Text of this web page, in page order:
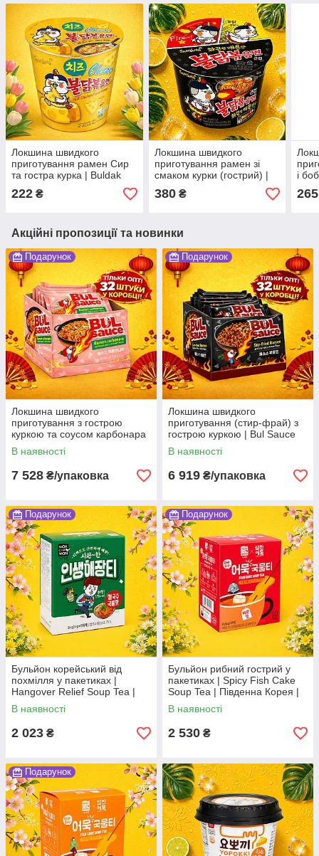
Локшина швидкого
приготування рамен Сир
та гостра курка | Buldak
Cheese Hot Chicken
Ramen | Південна Корея |
222 ₴
Локшина швидкого
приготування рамен зі
смаком курки (гострий) |
Buldak Hot Chicken Ramen
| Південна Корея |
380₴
і
|265
Акційні пропозиції та новинки
Подарунок
Локшина швидкого
приготування з гострою
куркою та соусом карбонара
| BulSauce RamenCarbonara |
Південна Корея | Harim |
135г*32 Ag
В наявності
7 528 ₴/упаковка
Подарунок
Локшина швидкого
приготування (стир-фрай) з
гострою куркою | Bul Sauce
Stir-fried Ramen | Південна
Корея | Harim | 138г*32 Ag
В наявності
6 919 ₴/упаковка
Подарунок
Бульйон корейський від
похмілля у пакетиках |
Hangover Relief Soup Tea |
Південна Корея | Nokchawon
| 24 г | відновлюючий суп По
В наявності
2 023 ₴
Подарунок
Бульйон рибний гострий у
пакетиках | Spicy Fish Cake
Soup Tea | Південна Корея |
Nokchawon | 40 г | пряний
корейський суп По
В наявності
2 530 ₴
Подарунок